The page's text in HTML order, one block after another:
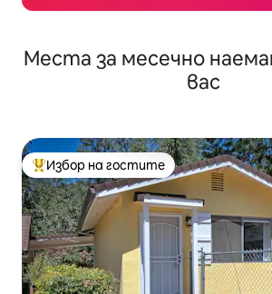
Места за месечно
вас
Най-популярен избор на гостите
Избор на гостите